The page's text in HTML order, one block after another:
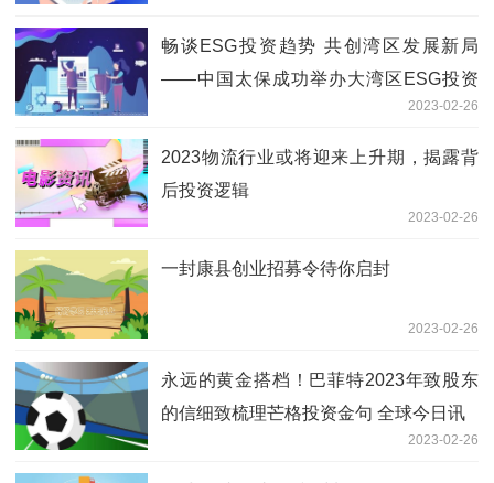
畅谈ESG投资趋势 共创湾区发展新局
——中国太保成功举办大湾区ESG投资
2023-02-26
2023物流行业或将迎来上升期，揭露背
后投资逻辑
2023-02-26
一封康县创业招募令待你启封
2023-02-26
永远的黄金搭档！巴菲特2023年致股东
的信细致梳理芒格投资金句 全球今日讯
2023-02-26